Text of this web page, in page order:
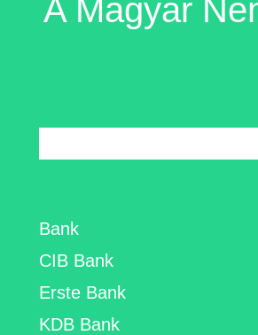
A Magyar
Bank
CIB Bank
Erste Bank
KDB Bank